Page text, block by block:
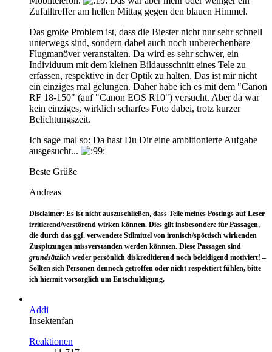
Zufalltreffer am hellen Mittag gegen den blauen Himmel.
Das große Problem ist, dass die Biester nicht nur sehr schnell
unterwegs sind, sondern dabei auch noch unberechenbare
Flugmanöver veranstalten. Da wird es sehr schwer, ein
Individuum mit dem kleinen Bildausschnitt eines Tele zu
erfassen, respektive in der Optik zu halten. Das ist mir nicht
ein einziges mal gelungen. Daher habe ich es mit dem "Canon
RF 18-150" (auf "Canon EOS R10") versucht. Aber da war
kein einziges, wirklich scharfes Foto dabei, trotz kurzer
Belichtungszeit.
Ich sage mal so: Da hast Du Dir eine ambitionierte Aufgabe
ausgesucht...
Beste Grüße
Andreas
Disclaimer: Es ist nicht auszuschließen, dass Teile meines Postings auf Leser
irritierend/verstörend wirken können. Dies gilt insbesondere für Passagen,
die durch das ggf. verwendete Stilmittel von ironisch/spöttisch wirkenden
Zuspitzungen missverstanden werden könnten. Diese Passagen sind
grundsätzlich weder persönlich diskreditierend noch beleidigend motiviert! –
Sollten sich Personen dennoch getroffen oder nicht respektiert fühlen, bitte
ich hiermit vorsorglich um Entschuldigung.
Addi
Insektenfan
Reaktionen